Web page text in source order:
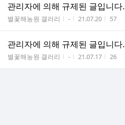
관리자에 의해 규제된 글입니다.
게시판명
별꽃해농원 갤러리 작성자
- 작성시간
21.07.20 조회수
57
관리자에 의해 규제된 글입니다.
게시판명
별꽃해농원 갤러리 작성자
- 작성시간
21.07.17 조회수
26